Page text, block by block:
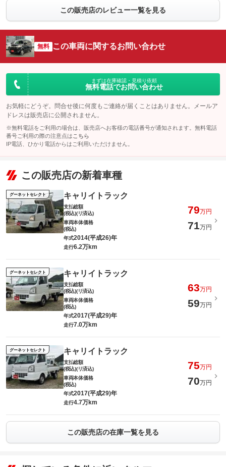
この販売店のレビュー一覧を見る
無料 この車両に関するお問い合わせ
まずは在庫確認・見積り依頼
無料電話でお問い合わせ
お気軽にどうぞ。問合せ後に何度もご連絡が届くことはありません。メールア
ドレスは販売店に公開されません。
※無料電話をご利用の場合は、販売店へお客様の電話番号が通知されます。無料電話
番号ご利用の際の注意点は こちら
IP電話、ひかり電話からはご利用いただけません。
この販売店の新着車種
グーネットセレクト キャリイトラック
支払総額
(税込)(リ済込)
79万円
車両本体価格
(税込)
71万円
年式2014(平成26)年
走行6.2万km
グーネットセレクト キャリイトラック
支払総額
(税込)(リ済込)
63万円
車両本体価格
(税込)
59万円
年式2017(平成29)年
走行7.0万km
グーネットセレクト キャリイトラック
支払総額
(税込)(リ済込)
75万円
車両本体価格
(税込)
70万円
年式2017(平成29)年
走行4.7万km
この販売店の在庫一覧を見る